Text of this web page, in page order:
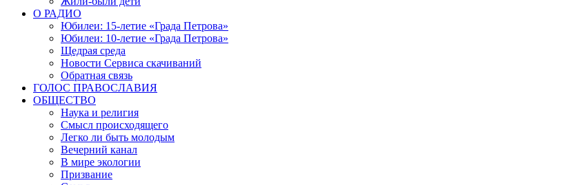
О РАДИО
Юбилеи: 15-летие «Града Петрова»
Юбилеи: 10-летие «Града Петрова»
Щедрая среда
Новости Сервиса скачиваний
Обратная связь
ГОЛОС ПРАВОСЛАВИЯ
ОБЩЕСТВО
Наука и религия
Смысл происходящего
Легко ли быть молодым
Вечерний канал
В мире экологии
Призвание